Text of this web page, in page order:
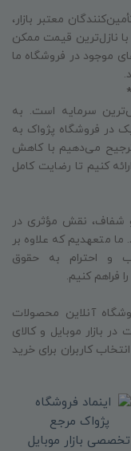
معتبر بازار،
با نازل‌ترین قیمت ممکن
موجود در فروشگاه ما
سرمایه است. به
در فروشگاه پژواک به
می‌دهیم با کاهش
کنیم تا رضایت کامل
شفاف، نقش مؤثری در
ما متعهدیم که علاوه بر
و احترام به حقوق
فراهم کنیم.
آنلاین محصولات
بازار موبایل و کالای
کاربران برای خرید